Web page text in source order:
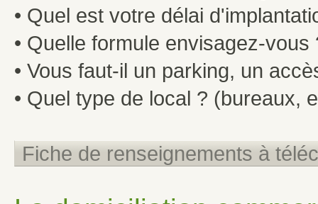
• Quel est votre délai
• Quelle formule envisagez-
• Vous faut-il un parking, un
• Quel type de local ? (bureaux,
Fiche de renseignements à